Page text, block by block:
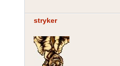
stryker